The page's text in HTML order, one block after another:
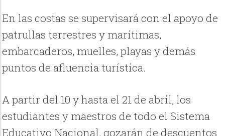
En las costas se supervisará con el apoyo de
patrullas terrestres y marítimas,
embarcaderos, muelles, playas y demás
puntos de afluencia turística.
A partir del 10 y hasta el 21 de abril, los
estudiantes y maestros de todo el Sistema
Educativo Nacional, gozarán de descuentos